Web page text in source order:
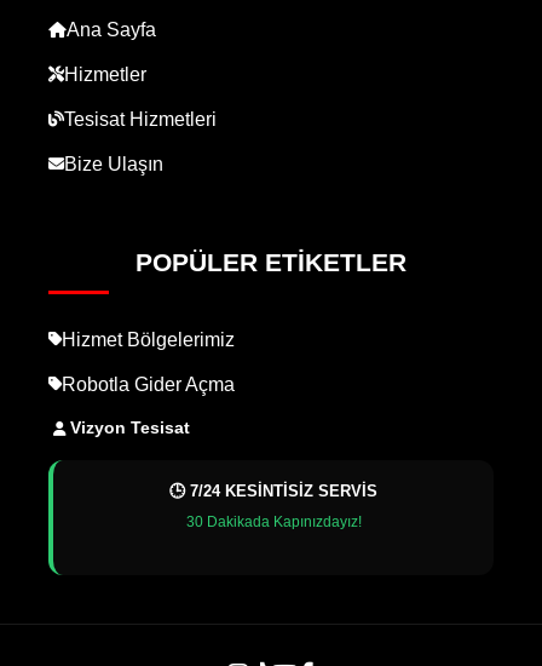
Ana Sayfa
Hizmetler
Tesisat Hizmetleri
Bize Ulaşın
POPÜLER ETIKETLER
Hizmet Bölgelerimiz
Robotla Gider Açma
Vizyon Tesisat
🕒 7/24 KESİNTİSİZ SERVİS
30 Dakikada Kapınızdayız!